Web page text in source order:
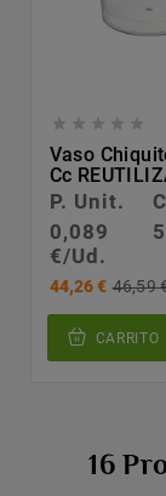
    
Vaso
Cc
P. Unit.
0,089
€/Ud.
44,26 € 46,59
CARRITO
16